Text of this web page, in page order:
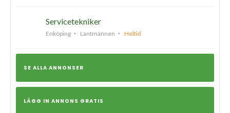
Servicetekniker
Enköping Lantmännen Heltid
SE ALLA ANNONSER
LÄGG IN ANNONS GRATIS